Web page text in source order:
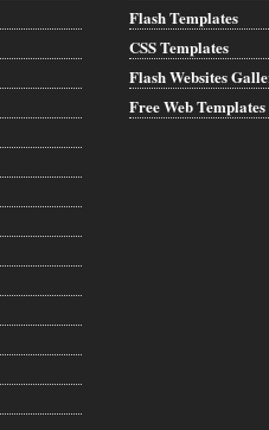
Flash Templates
CSS Templates
Flash Websites
Free Web Templates